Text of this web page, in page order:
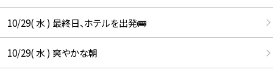
10/29( 水 ) 最終日、ホテルを出発🚌
10/29( 水 ) 爽やかな朝